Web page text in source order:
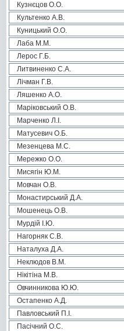
Кузнєцов О.О.
Культенко А.В.
Куницький О.О.
Лаба М.М.
Лерос Г.Б.
Литвиненко С.А.
Лічман Г.В.
Ляшенко А.О.
Маріковський О.В.
Марченко Л.І.
Матусевич О.Б.
Мезенцева М.С.
Мережко О.О.
Мисягін Ю.М.
Мовчан О.В.
Монастирський Д.А.
Мошенець О.В.
Мурдій І.Ю.
Нагорняк С.В.
Наталуха Д.А.
Неклюдов В.М.
Нікітіна М.В.
Овчинникова Ю.Ю.
Остапенко А.Д.
Павловський П.І.
Пасічний О.С.